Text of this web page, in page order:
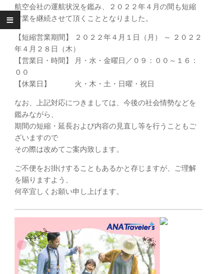
航空会社の運航状況を鑑み、２０２２年４月の間も短縮
営業を継続させて頂くこととなりました。
【短縮営業期間】 ２０２２年４月１日（月） ～ ２０２２
年４月２８日（木）
【営業日・時間】 月・水・金曜日／０９：００～１６：
００
【休業日】 火・木・土・日曜・祝日
なお、上記対応につきましては、今後の社会情勢などを
鑑みながら、
期間の短縮・延長および内容の見直し等を行うこともご
ざいますので
その際は改めてご案内致します。
ご不便をお掛けすることもあるかと存じますが、ご理解
を賜りますよう、
何卒宜しくお願い申し上げます。